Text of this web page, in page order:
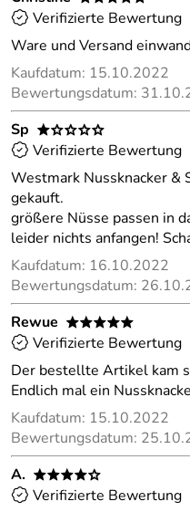
Verifizierte Bewertung
Ware und Versand
Kaufdatum: 15.10.2022
Bewertungsdatum:
Sp
*oooo
Verifizierte Bewertung
Westmark Nussknacker &
gekauft.
größere Nüsse passen in
leider nichts anfangen!
Kaufdatum: 16.10.2022
Bewertungsdatum:
Rewue
*****
Verifizierte Bewertung
Der bestellte Artikel kam
Endlich mal ein
Kaufdatum: 15.10.2022
Bewertungsdatum:
A.
****o
Verifizierte Bewertung